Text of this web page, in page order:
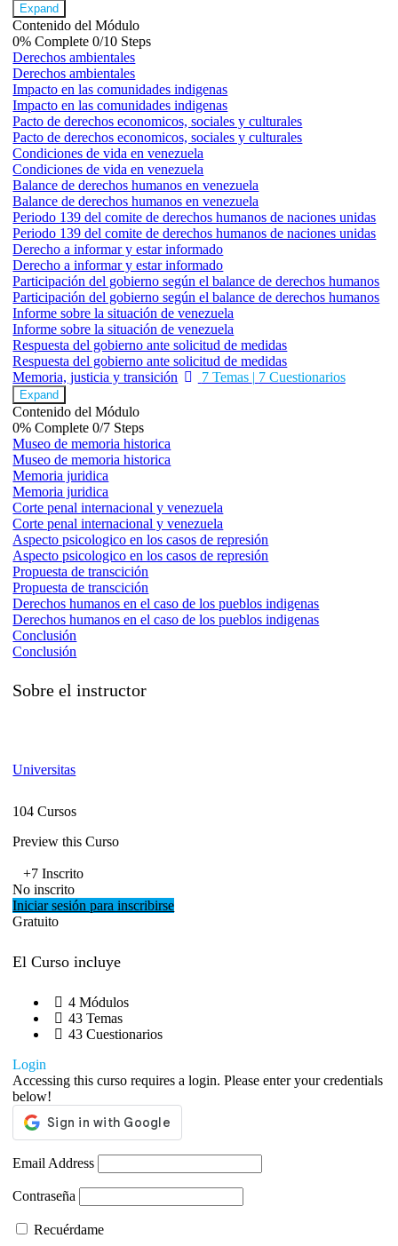
Expand
Contenido del Módulo
0% Complete0/10 Steps
Derechos ambientales
Derechos ambientales
Impacto en las comunidades indigenas
Impacto en las comunidades indigenas
Pacto de derechos economicos, sociales y culturales
Pacto de derechos economicos, sociales y culturales
Condiciones de vida en venezuela
Condiciones de vida en venezuela
Balance de derechos humanos en venezuela
Balance de derechos humanos en venezuela
Periodo 139 del comite de derechos humanos de naciones unidas
Periodo 139 del comite de derechos humanos de naciones unidas
Derecho a informar y estar informado
Derecho a informar y estar informado
Participación del gobierno según el balance de derechos humanos
Participación del gobierno según el balance de derechos humanos
Informe sobre la situación de venezuela
Informe sobre la situación de venezuela
Respuesta del gobierno ante solicitud de medidas
Respuesta del gobierno ante solicitud de medidas
Memoria, justicia y transición
7 Temas | 7 Cuestionarios
Expand
Contenido del Módulo
0% Complete0/7 Steps
Museo de memoria historica
Museo de memoria historica
Memoria juridica
Memoria juridica
Corte penal internacional y venezuela
Corte penal internacional y venezuela
Aspecto psicologico en los casos de represión
Aspecto psicologico en los casos de represión
Propuesta de transcición
Propuesta de transcición
Derechos humanos en el caso de los pueblos indigenas
Derechos humanos en el caso de los pueblos indigenas
Conclusión
Conclusión
Sobre el instructor
Universitas
104 Cursos
Preview this Curso
+7Inscrito
No inscrito
Iniciar sesión para inscribirse
Gratuito
El Curso incluye
4 Módulos
43 Temas
43 Cuestionarios
Login
Accessing this curso requires a login. Please enter your credentials
below!
Email Address
Contraseña
Recuérdame